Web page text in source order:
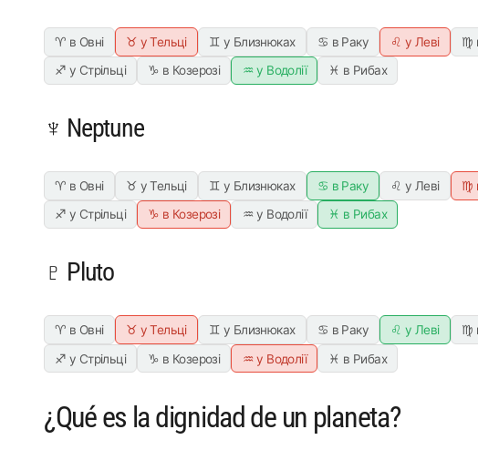
♈ в Овні ♉ у Тельці ♊ у Близнюках ♋ в Раку ♌ у Леві ♍
♐ у Стрільці
♑ в Козерозі ♒ у Водолії ♓ в Рибах
♆ Neptune
♈ в Овні ♉ у Тельці ♊ у Близнюках ♋ в Раку ♌ у Леві ♍
♐ у Стрільці
♑ в Козерозі ♒ у Водолії ♓ в Рибах
♇ Pluto
♈ в Овні ♉ у Тельці ♊ у Близнюках ♋ в Раку ♌ у Леві ♍
♐ у Стрільці
♑ в Козерозі ♒ у Водолії ♓ в Рибах
¿Qué es la dignidad de un planeta?